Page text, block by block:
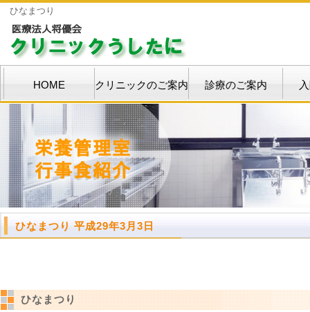
ひなまつり
HOME クリニックのご案内 診療のご案内
ひなまつり 平成29年3月3日
ひなまつり